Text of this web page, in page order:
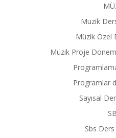
Muzik
Müzik Özel
Müzik Proje
Programlar
Sayısal
Sbs Ders